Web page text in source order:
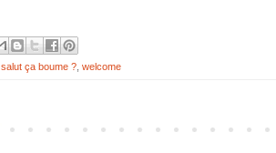
salut ça boume ? welcome